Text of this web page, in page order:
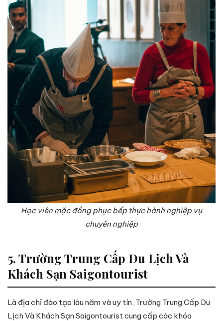
Học viên mặc đồng phục bếp thực hành nghiệp vụ
chuyên nghiệp
5. Trường Trung Cấp Du Lịch Và
Khách Sạn Saigontourist
Là địa chỉ đào tạo lâu năm và uy tín, Trường Trung Cấp Du
Lịch Và Khách Sạn Saigontourist cung cấp các khóa